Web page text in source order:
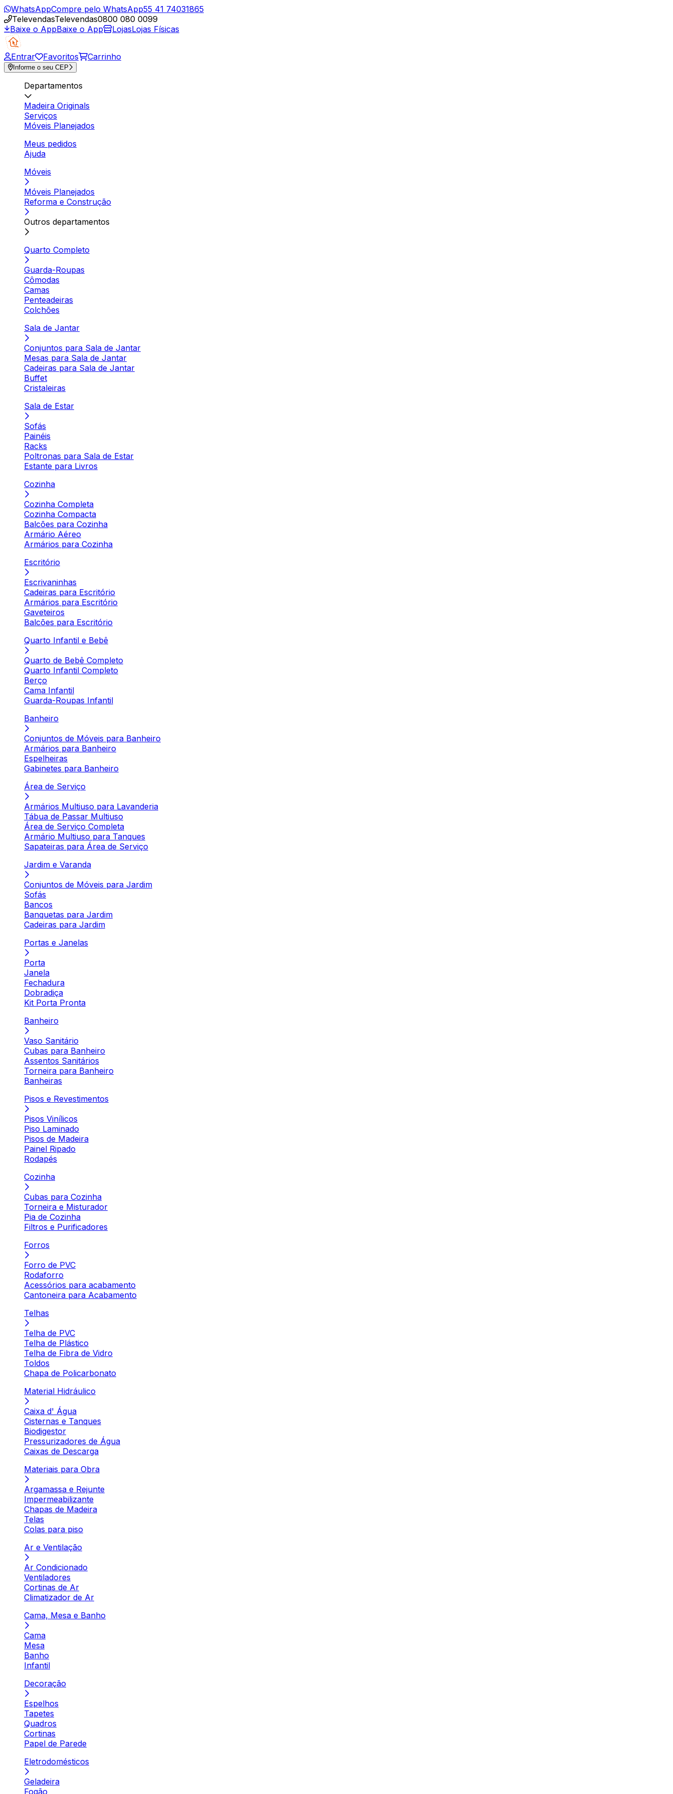
WhatsAppCompre pelo WhatsApp55 41 74031865
TelevendasTelevendas0800 080 0099
Baixe o AppBaixe o App LojasLojas Físicas
Entrar Favoritos Carrinho
Informe o seu CEP
Departamentos
Madeira Originals
Serviços
Móveis Planejados
Meus pedidos
Ajuda
Móveis
Móveis Planejados
Reforma e Construção
Outros departamentos
Quarto Completo
Guarda-Roupas
Cômodas
Camas
Penteadeiras
Colchões
Sala de Jantar
Conjuntos para Sala de Jantar
Mesas para Sala de Jantar
Cadeiras para Sala de Jantar
Buffet
Cristaleiras
Sala de Estar
Sofás
Painéis
Racks
Poltronas para Sala de Estar
Estante para Livros
Cozinha
Cozinha Completa
Cozinha Compacta
Balcões para Cozinha
Armário Aéreo
Armários para Cozinha
Escritório
Escrivaninhas
Cadeiras para Escritório
Armários para Escritório
Gaveteiros
Balcões para Escritório
Quarto Infantil e Bebê
Quarto de Bebê Completo
Quarto Infantil Completo
Berço
Cama Infantil
Guarda-Roupas Infantil
Banheiro
Conjuntos de Móveis para Banheiro
Armários para Banheiro
Espelheiras
Gabinetes para Banheiro
Área de Serviço
Armários Multiuso para Lavanderia
Tábua de Passar Multiuso
Área de Serviço Completa
Armário Multiuso para Tanques
Sapateiras para Área de Serviço
Jardim e Varanda
Conjuntos de Móveis para Jardim
Sofás
Bancos
Banquetas para Jardim
Cadeiras para Jardim
Portas e Janelas
Porta
Janela
Fechadura
Dobradiça
Kit Porta Pronta
Banheiro
Vaso Sanitário
Cubas para Banheiro
Assentos Sanitários
Torneira para Banheiro
Banheiras
Pisos e Revestimentos
Pisos Vinílicos
Piso Laminado
Pisos de Madeira
Painel Ripado
Rodapés
Cozinha
Cubas para Cozinha
Torneira e Misturador
Pia de Cozinha
Filtros e Purificadores
Forros
Forro de PVC
Rodaforro
Acessórios para acabamento
Cantoneira para Acabamento
Telhas
Telha de PVC
Telha de Plástico
Telha de Fibra de Vidro
Toldos
Chapa de Policarbonato
Material Hidráulico
Caixa d' Água
Cisternas e Tanques
Biodigestor
Pressurizadores de Água
Caixas de Descarga
Materiais para Obra
Argamassa e Rejunte
Impermeabilizante
Chapas de Madeira
Telas
Colas para piso
Ar e Ventilação
Ar Condicionado
Ventiladores
Cortinas de Ar
Climatizador de Ar
Cama, Mesa e Banho
Cama
Mesa
Banho
Infantil
Decoração
Espelhos
Tapetes
Quadros
Cortinas
Papel de Parede
Eletrodomésticos
Geladeira
Fogão